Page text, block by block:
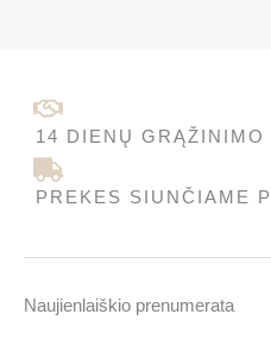
14 DIENŲ GRĄŽINIMO
PREKES SIUNČIAME
Naujienlaiškio prenumerata